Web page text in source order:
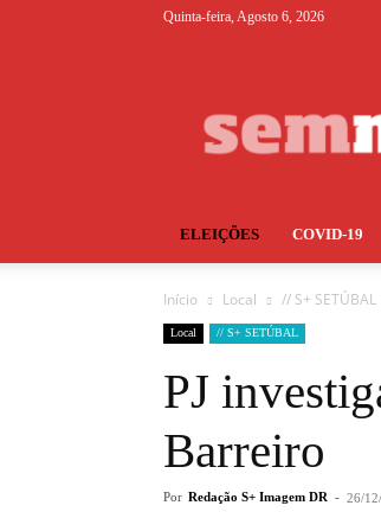
Quinta-feira, Agosto 6, 2026
ELEIÇÕES COVID-19
Início Local // S+ SETÚBAL
Local // S+ SETÚBAL
PJ
Barreiro
Por Redação S+ Imagem DR - 26/